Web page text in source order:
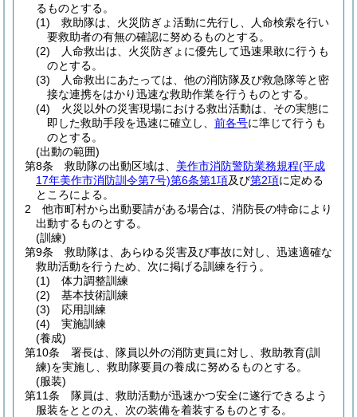
るものとする。
(1)
救助隊は、火災防ぎょ活動に先行し、人命検索を行い
要救助者の有無の確認に努めるものとする。
(2)
人命救出は、火災防ぎょに優先して迅速果敢に行うも
のとする。
(3)
人命救出にあたっては、他の消防隊及び救急隊等と密
接な連携をはかり迅速な救助作業を行うものとする。
(4)
火災以外の災害現場における救出活動は、その実態に
即した救助手段を迅速に確立し、 前各号に準じて行うも
のとする。
(出動の範囲)
第8条
救助隊の出動区域は、 美作市消防警防業務規程(平成
17年美作市消防訓令第7号)第6条第1項及び第2項に定める
ところによる。
2
他市町村から出動要請がある場合は、消防長の特命により
出動するものとする。
(訓練)
第9条
救助隊は、あらゆる災害及び事故に対し、迅速適確な
救助活動を行うため、次に掲げる訓練を行う。
(1)
体力調整訓練
(2)
基本技術訓練
(3)
応用訓練
(4)
実施訓練
(養成)
第10条
署長は、隊員以外の消防吏員に対し、救助教育(訓
練)を実施し、救助隊要員の養成に努めるものとする。
(服装)
第11条
隊員は、救助活動が迅速かつ安全に遂行できるよう
服装をととのえ、次の装備を着装するものとする。